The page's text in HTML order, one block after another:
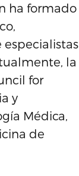
ha formado
la
for
y
Médica,
de